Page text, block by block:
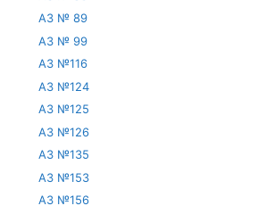
АЗ № 89
АЗ № 99
АЗ №116
АЗ №124
АЗ №125
АЗ №126
АЗ №135
АЗ №153
АЗ №156